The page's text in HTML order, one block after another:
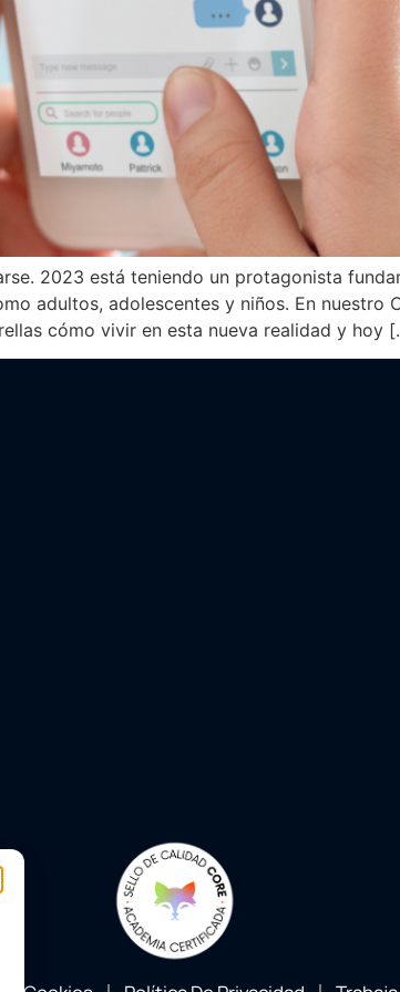
2023 está teniendo un protagonista
adultos, adolescentes y niños. En nuestro
cómo vivir en esta nueva realidad y hoy